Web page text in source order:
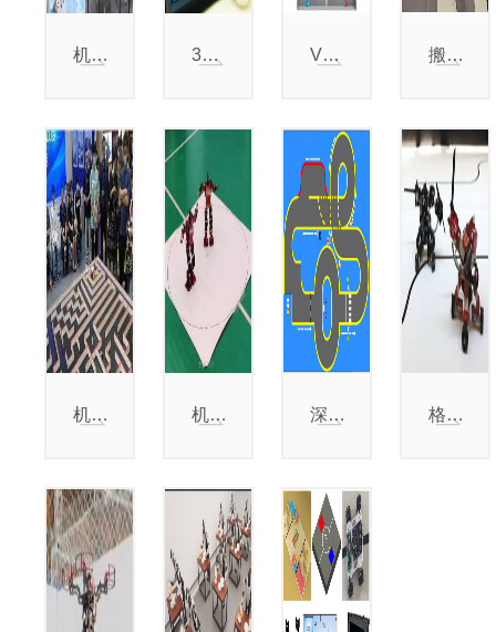
机器人创新赛 3D打印工程设计赛 VEX U 机器人挑战赛 搬运机器人挑战赛
机器人走迷宫赛 机器人舞蹈赛 深度学习智能车赛 格斗挑战赛